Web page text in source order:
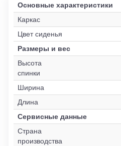
Основные характеристики
Каркас
Цвет сиденья
Размеры и вес
Высота
спинки
Ширина
Длина
Сервисные данные
Страна
производства